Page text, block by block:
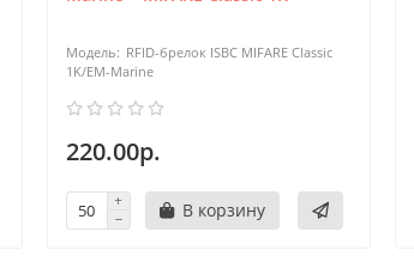
RFID-брелок ISBC MIFARE Classic
1K/EM-Marine
220.00р.
В корзину